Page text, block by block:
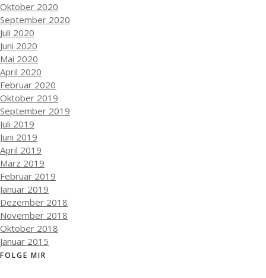
Oktober 2020
September 2020
Juli 2020
Juni 2020
Mai 2020
April 2020
Februar 2020
Oktober 2019
September 2019
Juli 2019
Juni 2019
April 2019
März 2019
Februar 2019
Januar 2019
Dezember 2018
November 2018
Oktober 2018
Januar 2015
FOLGE MIR